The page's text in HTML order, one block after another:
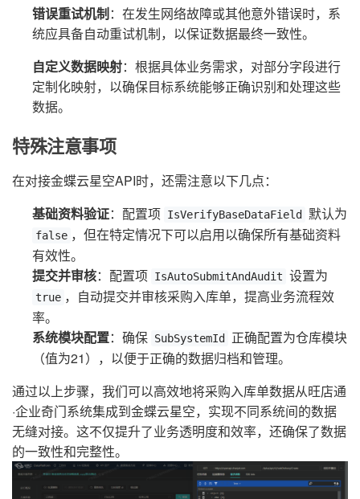
错误重试机制：在发生网络故障或其他意外错误时，系
统应具备自动重试机制，以保证数据最终一致性。
自定义数据映射：根据具体业务需求，对部分字段进行
定制化映射，以确保目标系统能够正确识别和处理这些
数据。
特殊注意事项
在对接金蝶云星空API时，还需注意以下几点：
基础资料验证：配置项 IsVerifyBaseDataField 默认为
false ，但在特定情况下可以启用以确保所有基础资料
有效性。
提交并审核：配置项 IsAutoSubmitAndAudit 设置为
true ，自动提交并审核采购入库单，提高业务流程效
率。
系统模块配置：确保 SubSystemId
正确配置为仓库模块
（值为21），以便于正确的数据归档和管理。
通过以上步骤，我们可以高效地将采购入库单数据从旺店通
·企业奇门系统集成到金蝶云星空，实现不同系统间的数据
无缝对接。这不仅提升了业务透明度和效率，还确保了数据
的一致性和完整性。